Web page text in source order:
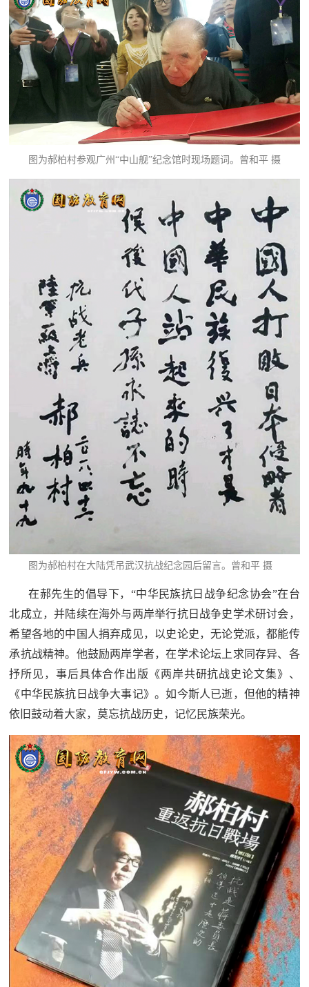
图为郝柏村参观广州“中山舰”纪念馆时现场题词。 曾和平 摄
图为郝柏村在大陆凭吊武汉抗战纪念园后留言。 曾和平 摄
在郝先生的倡导下，“中华民族抗日战争纪念协会”在台
北成立，并陆续在海外与两岸举行抗日战争史学术研讨会，
希望各地的中国人捐弃成见，以史论史，无论党派，都能传
承抗战精神。他鼓励两岸学者，在学术论坛上求同存异、各
抒所见，事后具体合作出版《两岸共研抗战史论文集》、
《中华民族抗日战争大事记》。如今斯人已逝，但他的精神
依旧鼓动着大家，莫忘抗战历史，记忆民族荣光。